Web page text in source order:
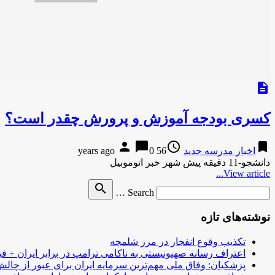
description
کسری بودجه آموزش و پرورش چقدر است؟
bookmark اخبار مدرسه جدید access_time
56 years ago
person chat_bubble0
دانشجو-11 دقیقه پیش شهر خبر اتوموبیل
View article...
Search …
search
نوشته‌های تازه
تکذیب وقوع انفجار در مرز شلمچه
اعتراف رسانه صهیونیستی به ناکامی ترامپ در برابر ایران +
پزشکیان: وفاق ملی مهم‌ترین سرمایه ایران برای عبور از